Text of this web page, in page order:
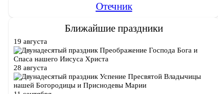
Отечник
Ближайшие праздники
19 августа
Преображение Господа Бога и
Спаса нашего Иисуса Христа
28 августа
Успение Пресвятой Владычицы
нашей Богородицы и Приснодевы Марии